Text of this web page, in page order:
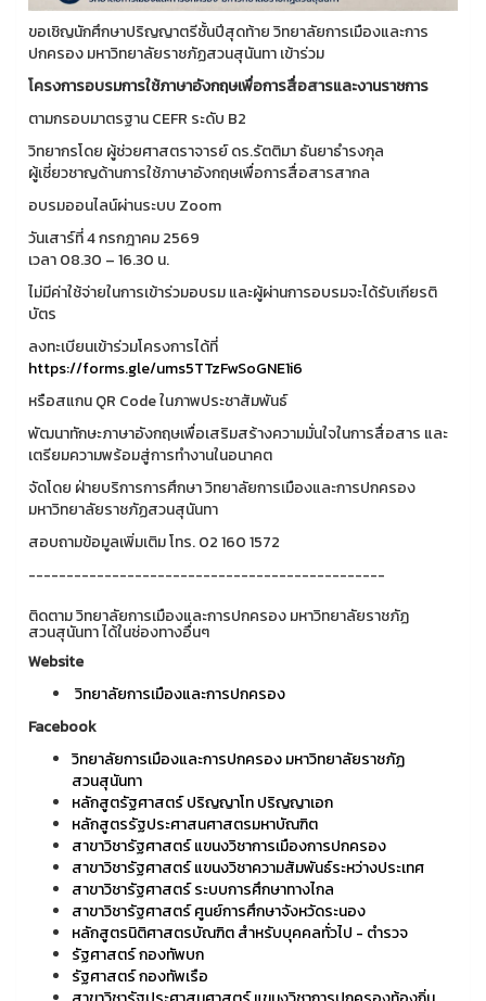
ขอเชิญนักศึกษาปริญญาตรีชั้นปีสุดท้าย วิทยาลัยการเมืองและการ
ปกครอง มหาวิทยาลัยราชภัฏสวนสุนันทา เข้าร่วม
โครงการอบรมการใช้ภาษาอังกฤษเพื่อการสื่อสารและงานราชการ
ตามกรอบมาตรฐาน CEFR ระดับ B2
วิทยากรโดย ผู้ช่วยศาสตราจารย์ ดร.รัตติมา ธันยาธำรงกุล
ผู้เชี่ยวชาญด้านการใช้ภาษาอังกฤษเพื่อการสื่อสารสากล
อบรมออนไลน์ผ่านระบบ Zoom
วันเสาร์ที่ 4 กรกฎาคม 2569
เวลา 08.30 – 16.30 น.
ไม่มีค่าใช้จ่ายในการเข้าร่วมอบรม และผู้ผ่านการอบรมจะได้รับเกียรติ
บัตร
ลงทะเบียนเข้าร่วมโครงการได้ที่
https://forms.gle/ums5TTzFwSoGNE1i6
หรือสแกน QR Code ในภาพประชาสัมพันธ์
พัฒนาทักษะภาษาอังกฤษเพื่อเสริมสร้างความมั่นใจในการสื่อสาร และ
เตรียมความพร้อมสู่การทำงานในอนาคต
จัดโดย ฝ่ายบริการการศึกษา วิทยาลัยการเมืองและการปกครอง
มหาวิทยาลัยราชภัฏสวนสุนันทา
สอบถามข้อมูลเพิ่มเติม โทร. 02 160 1572
-----------------------------------------------
ติดตาม วิทยาลัยการเมืองและการปกครอง มหาวิทยาลัยราชภัฏ
สวนสุนันทา ได้ในช่องทางอื่นๆ
Website
วิทยาลัยการเมืองและการปกครอง
Facebook
วิทยาลัยการเมืองและการปกครอง มหาวิทยาลัยราชภัฏ
สวนสุนันทา
หลักสูตรัฐศาสตร์ ปริญญาโท ปริญญาเอก
หลักสูตรรัฐประศาสนศาสตรมหาบัณฑิต
สาขาวิชารัฐศาสตร์ แขนงวิชาการเมืองการปกครอง
สาขาวิชารัฐศาสตร์ แขนงวิชาความสัมพันธ์ระหว่างประเทศ
สาขาวิชารัฐศาสตร์ ระบบการศึกษาทางไกล
สาขาวิชารัฐศาสตร์ ศูนย์การศึกษาจังหวัดระนอง
หลักสูตรนิติศาสตรบัณฑิต สำหรับบุคคลทั่วไป - ตำรวจ
รัฐศาสตร์ กองทัพบก
รัฐศาสตร์ กองทัพเรือ